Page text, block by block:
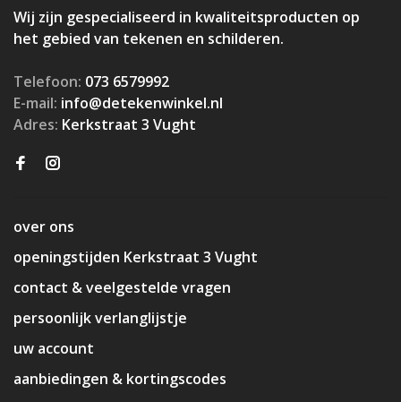
Wij zijn gespecialiseerd in kwaliteitsproducten op
het gebied van tekenen en schilderen.
Telefoon: 073 6579992
E-mail: info@detekenwinkel.nl
Adres: Kerkstraat 3 Vught
over ons
openingstijden Kerkstraat 3 Vught
contact & veelgestelde vragen
persoonlijk verlanglijstje
uw account
aanbiedingen & kortingscodes